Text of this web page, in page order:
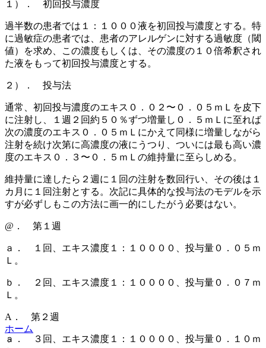
１）． 初回投与濃度
過半数の患者では１：１０００液を初回投与濃度とする。特
に過敏症の患者では、患者のアレルゲンに対する過敏度（閾
値）を求め、この濃度もしくは、その濃度の１０倍希釈され
た液をもって初回投与濃度とする。
２）． 投与法
通常、初回投与濃度のエキス０．０２〜０．０５ｍＬを皮下
に注射し、１週２回約５０％ずつ増量し０．５ｍＬに至れば
次の濃度のエキス０．０５ｍＬにかえて同様に増量しながら
注射を続け次第に高濃度の液にうつり、ついには最も高い濃
度のエキス０．３〜０．５ｍＬの維持量に至らしめる。
維持量に達したら２週に１回の注射を数回行い、その後は１
カ月に１回注射とする。次記に具体的な投与法のモデルを示
すが必ずしもこの方法に画一的にしたがう必要はない。
@． 第１週
ａ． １回、エキス濃度１：１００００、投与量０．０５ｍ
Ｌ。
ｂ． ２回、エキス濃度１：１００００、投与量０．０７ｍ
Ｌ。
A． 第２週
ａ． ３回、エキス濃度１：１００００、投与量０．１０ｍ
ホーム